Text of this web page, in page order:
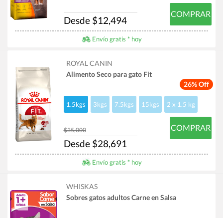
Desde $12,494
COMPRAR
Envío gratis * hoy
26% Off
ROYAL CANIN
Alimento Seco para gato Fit
1.5kgs 3kgs 7.5kgs 15kgs 2 x 1.5 kg
$35,000
Desde $28,691
COMPRAR
Envío gratis * hoy
WHISKAS
Sobres gatos adultos Carne en Salsa